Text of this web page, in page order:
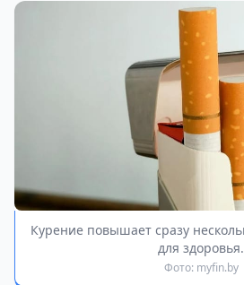
Курение повышает сразу
для здоровья.
Фото: myfin.by